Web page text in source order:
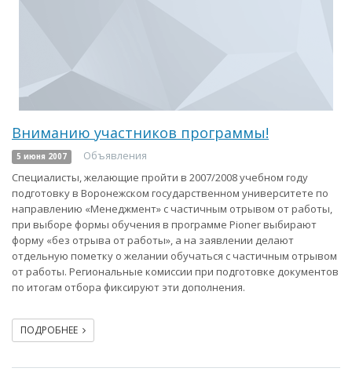
Вниманию участников программы!
5 июня 2007
Объявления
Специалисты, желающие пройти в 2007/2008 учебном году
подготовку в Воронежском государственном университете по
направлению «Менеджмент» с частичным отрывом от работы,
при выборе формы обучения в программе Pioner выбирают
форму «без отрыва от работы», а на заявлении делают
отдельную пометку о желании обучаться с частичным отрывом
от работы. Региональные комиссии при подготовке документов
по итогам отбора фиксируют эти дополнения.
ПОДРОБНЕЕ